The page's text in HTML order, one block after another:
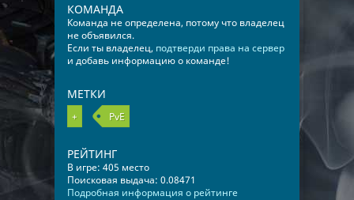
КОМАНДА
Команда не определена, потому что владелец
не объявился.
Если ты владелец, подтверди права на сервер
и добавь информацию о команде!
МЕТКИ
+ PvE
РЕЙТИНГ
В игре: 405 место
Поисковая выдача: 0.08471
Подробная информация о рейтинге